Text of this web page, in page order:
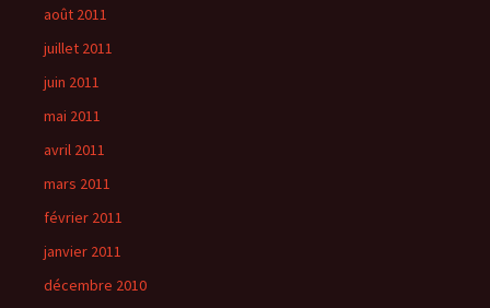
août 2011
juillet 2011
juin 2011
mai 2011
avril 2011
mars 2011
février 2011
janvier 2011
décembre 2010